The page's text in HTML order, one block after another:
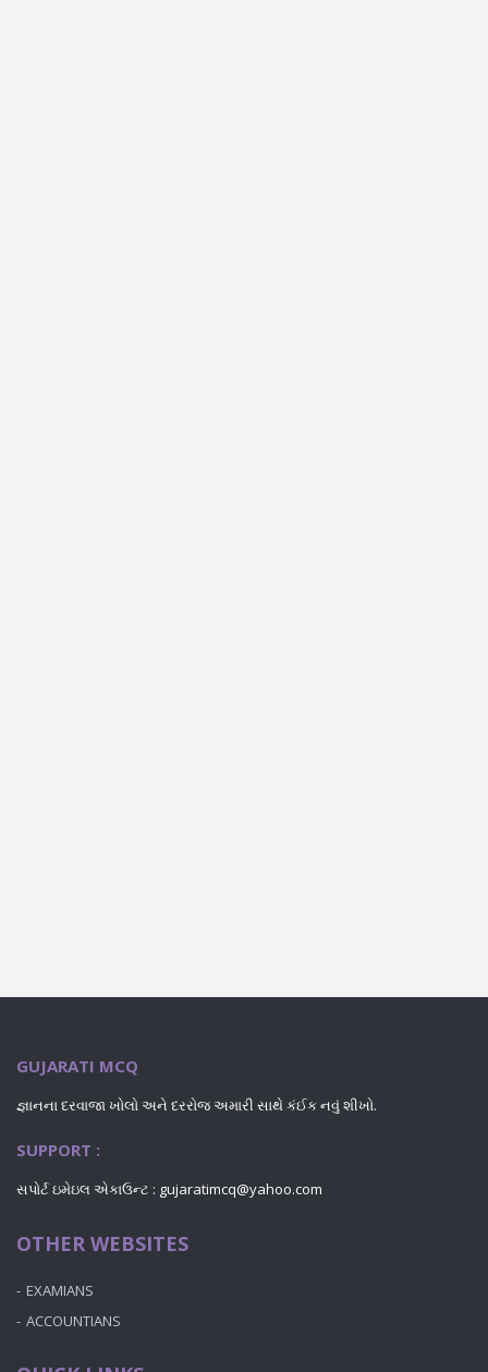
GUJARATI MCQ
જ્ઞાનના દરવાજા ખોલો અને દરરોજ અમારી સાથે કંઈક નવું શીખો.
SUPPORT :
સપોર્ટ ઇમેઇલ એકાઉન્ટ : gujaratimcq@yahoo.com
OTHER WEBSITES
EXAMIANS
ACCOUNTIANS